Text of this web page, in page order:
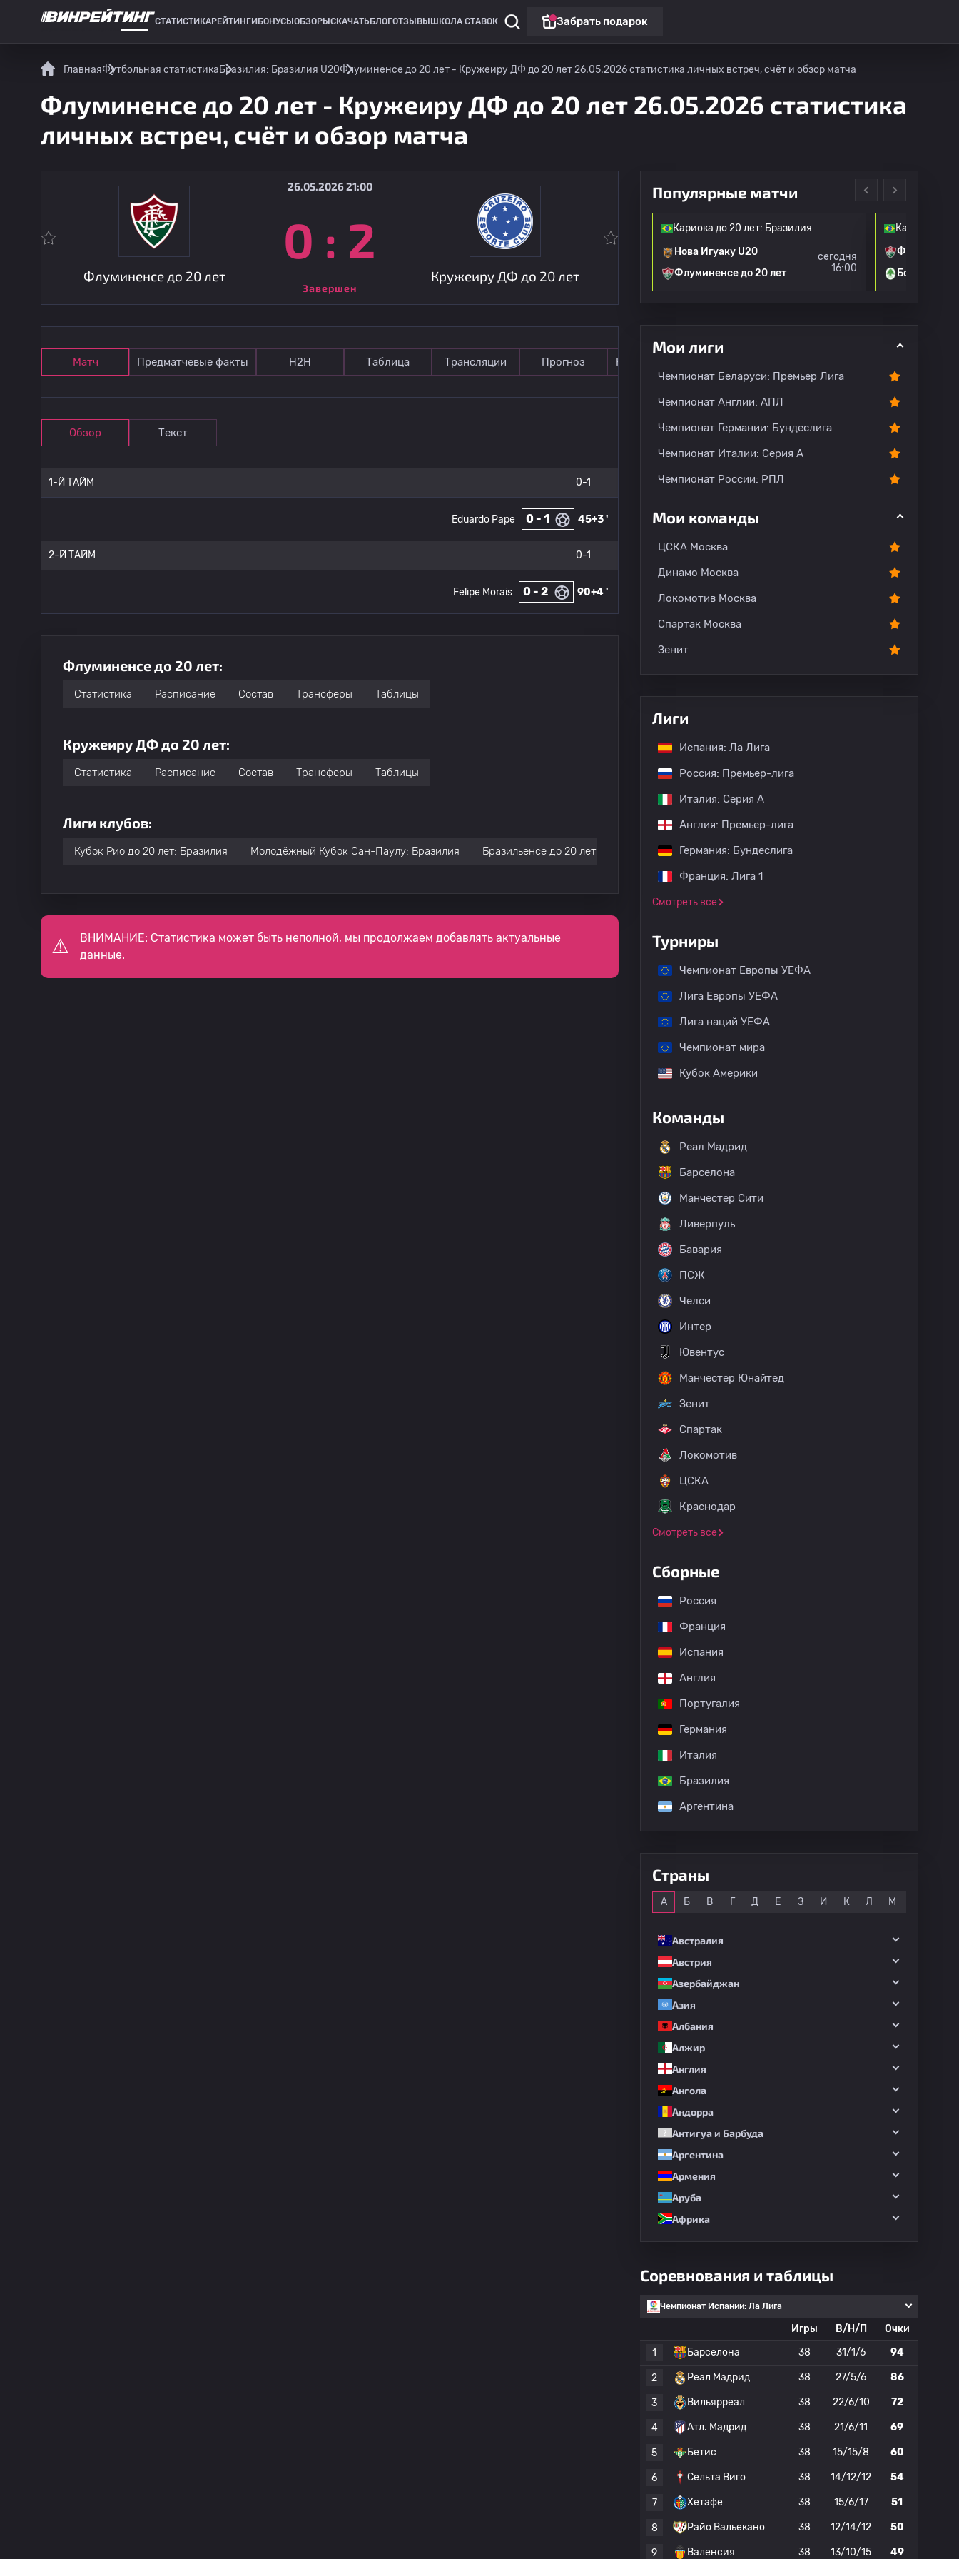
СТАТИСТИКАРЕЙТИНГИ БОНУСЫ ОБЗОРЫ СКАЧАТЬ БЛОГОТЗЫВЫ ШКОЛА СТАВОК Забрать подарок
ГлавнаяФутбольная статистикаБразилия: Бразилия U20Флуминенсе до 20 лет - Кружеиру ДФ до 20 лет 26.05.2026 статистика личных встреч, счёт и обзор матча
Флуминенсе до 20 лет - Кружеиру ДФ до 20 лет 26.05.2026 статистика
личных встреч, счёт и обзор матча
Флуминенсе до 20 лет
26.05.2026 21:00
0 : 2
Завершен
Кружеиру ДФ до 20 лет
Матч Предматчевые факты Н2Н Таблица Трансляции Прогноз Комментарии
Обзор Текст
1-Й ТАЙМ 0-1
45+3 '
0 - 1
Eduardo Pape
2-Й ТАЙМ 0-1
90+4 '
0 - 2
Felipe Morais
Флуминенсе до 20 лет:
Статистика Расписание Состав Трансферы Таблицы
Кружеиру ДФ до 20 лет:
Статистика Расписание Состав Трансферы Таблицы
Лиги клубов:
Кубок Рио до 20 лет: Бразилия Молодёжный Кубок Сан-Паулу: Бразилия Бразильенсе до 20 лет: Бразилия Минейро до 20 лет: Бразилия
ВНИМАНИЕ: Статистика может быть неполной, мы продолжаем добавлять актуальные
данные.
Популярные матчи
Минейро до 20 лет: Бразилия
Nacional de Muriae U20
Кружеиру ДФ до 20 лет
Кариока до 20 лет: Бразилия
Нова Игуаку U20
Флуминенсе до 20 лет
сегодня
16:00
Кариока до
Боавишта
Мои лиги
Чемпионат Беларуси: Премьер Лига
Чемпионат Англии: АПЛ
Чемпионат Германии: Бундеслига
Чемпионат Италии: Серия А
Чемпионат России: РПЛ
Мои команды
ЦСКА Москва
Динамо Москва
Локомотив Москва
Спартак Москва
Зенит
Лиги
Испания: Ла Лига
Россия: Премьер-лига
Италия: Серия А
Англия: Премьер-лига
Германия: Бундеслига
Франция: Лига 1
Смотреть все
Турниры
Чемпионат Европы УЕФА
Лига Европы УЕФА
Лига наций УЕФА
Чемпионат мира
Кубок Америки
Команды
Реал Мадрид
Барселона
Манчестер Сити
Ливерпуль
Бавария
ПСЖ
Челси
Интер
Ювентус
Манчестер Юнайтед
Зенит
Спартак
Локомотив
ЦСКА
Краснодар
Смотреть все
Сборные
Россия
Франция
Испания
Англия
Португалия
Германия
Италия
Бразилия
Аргентина
Страны
А Б В Г Д Е З И К Л М
Австралия
Австрия
Азербайджан
Азия
Албания
Алжир
Англия
Ангола
Андорра
Антигуа и Барбуда
Аргентина
Армения
Аруба
Африка
Соревнования и таблицы
Чемпионат Испании: Ла Лига
Игры В/Н/П
Очки
1
Барселона 38 31/1/6 94
2 Реал Мадрид 38 27/5/6 86
3 Вильярреал 38 22/6/10 72
4 Атл. Мадрид 38 21/6/11 69
5 Бетис 38 15/15/8 60
6 Сельта Виго 38 14/12/12 54
7 Хетафе 38 15/6/17 51
8 Райо Вальекано 38 12/14/12 50
9 Валенсия 38 13/10/15 49